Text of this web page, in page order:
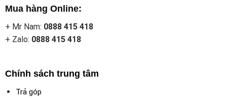
Mua hàng Online:
+ Mr Nam: 0888 415 418
+ Zalo: 0888 415 418
Chính sách trung tâm
Trả góp